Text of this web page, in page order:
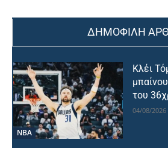
ΔΗΜΟΦΙΛΗ
NBA
Κλέι
του
04/08/2026